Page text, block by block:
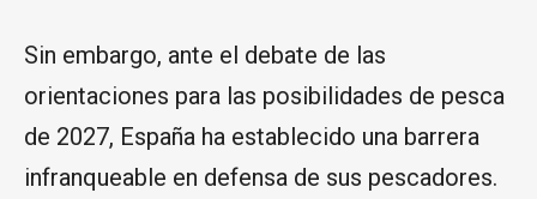
Sin embargo, ante el debate de las
orientaciones para las posibilidades de pesca
de 2027, España ha establecido una barrera
infranqueable en defensa de sus pescadores.